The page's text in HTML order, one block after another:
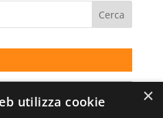
×
utilizza cookie